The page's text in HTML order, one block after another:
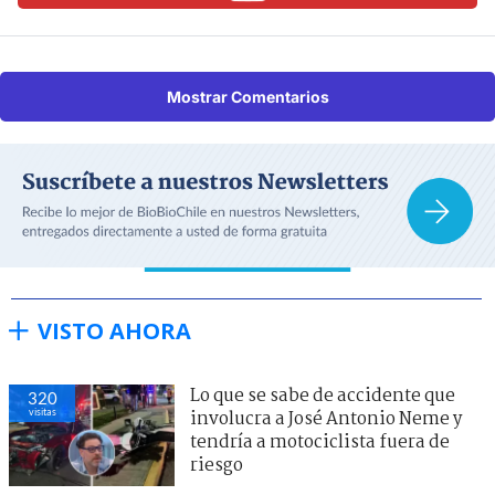
Mostrar Comentarios
VISTO AHORA
320
visitas
Lo que se sabe de accidente que
involucra a José Antonio Neme y
tendría a motociclista fuera de
riesgo